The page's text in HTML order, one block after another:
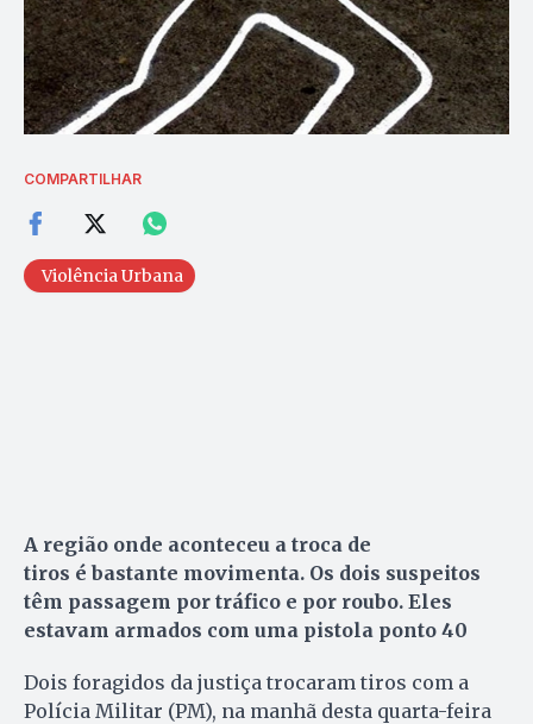
COMPARTILHAR
Violência Urbana
A região onde aconteceu a troca de
tiros é bastante movimenta. Os dois suspeitos
têm passagem por tráfico e por roubo. Eles
estavam armados com uma pistola ponto 40
Dois foragidos da justiça trocaram tiros com a
Polícia Militar (PM), na manhã desta quarta-feira